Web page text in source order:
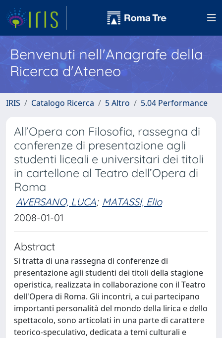
Benvenuti nell'Anagrafe della
Ricerca d'Ateneo
IRIS Catalogo Ricerca 5 Altro 5.04 Performance
All’Opera con Filosofia, rassegna di
conferenze di presentazione agli
studenti liceali e universitari dei titoli
in cartellone al Teatro dell’Opera di
Roma
AVERSANO, LUCA; MATASSI, Elio
2008-01-01
Abstract
Si tratta di una rassegna di conferenze di
presentazione agli studenti dei titoli della stagione
operistica, realizzata in collaborazione con il Teatro
dell'Opera di Roma. Gli incontri, a cui partecipano
importanti personalità del mondo della lirica e dello
spettacolo, sono articolati in una parte di carattere
teorico-speculativo, dedicata a temi culturali e